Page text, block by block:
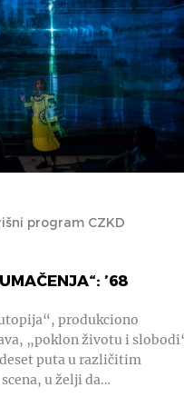
program CZKD
’68
produkciono
„poklon životu i
puta u različitim
u želji da…